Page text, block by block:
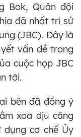
Bok, Quân đội
đã nhất trí sử
(JBC). Đây là
vấn đề trong
cuộc họp JBC
tới.
bên đã đồng ý
xoa dịu căng
cơ chế Ủy